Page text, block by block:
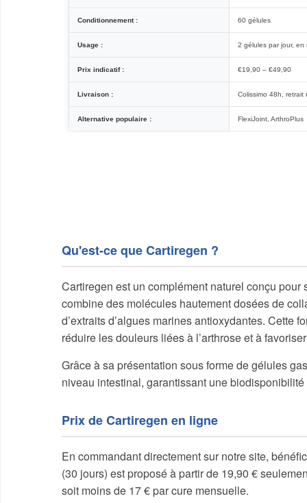
Conditionnement : 60 gélules
Usage : 2 gélules par jour, en
Prix indicatif : €19,90 – €49,90
Livraison : Colissimo 48h, retrait
Alternative populaire : FlexiJoint, ArthroPlus
Qu'est-ce que Cartiregen ?
Cartiregen est un complément naturel conçu
combine des molécules hautement dosées de
d’extraits d’algues marines antioxydantes. Cette
réduire les douleurs liées à l’arthrose et à
Grâce à sa présentation sous forme de gélules
niveau intestinal, garantissant une
Prix de Cartiregen en ligne
En commandant directement sur notre site,
(30 jours) est proposé à partir de 19,90 €
soit moins de 17 € par cure mensuelle.